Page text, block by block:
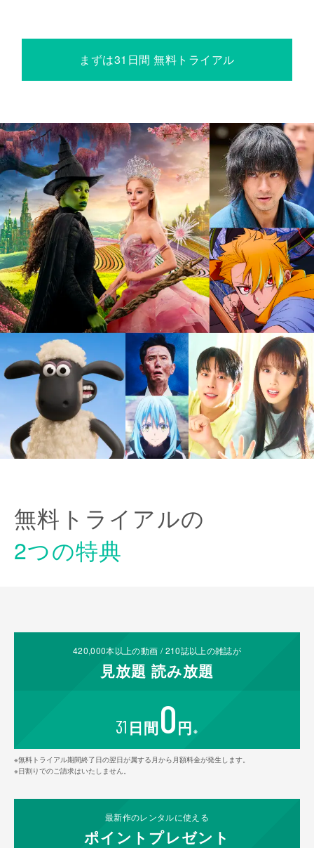
まずは31日間 無料トライアル
無料トライアルの
2つの特典
420,000本以上の動画 /210誌以上の雑誌が
見放題 読み放題
31 日間0円 ※
※無料トライアル期間終了日の翌日が属する月から月額料金が発生します。
※日割りでのご請求はいたしません。
最新作のレンタルに使える
ポイント プレゼント